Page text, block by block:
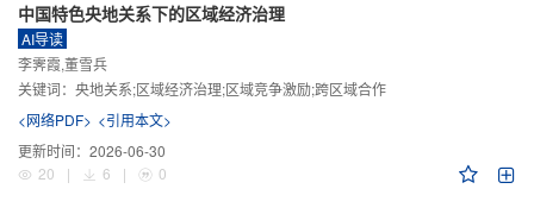
中国特色央地关系下的区域经济治理
AI导读
李霁霞,董雪兵
关键词： 央地关系;区域经济治理;区域竞争激励;跨区域合作
<网络PDF> <引用本文>
更新时间： 2026-06-30
20
| 6 | 0